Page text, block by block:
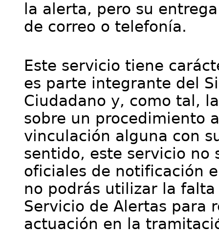
la alerta, pero su
de correo o telefonía.
Este servicio tiene
es parte integrante del
Ciudadano y, como tal,
sobre un procedimiento
vinculación alguna con
sentido, este servicio no
oficiales de notificación
no podrás utilizar la
Servicio de Alertas para
actuación en la